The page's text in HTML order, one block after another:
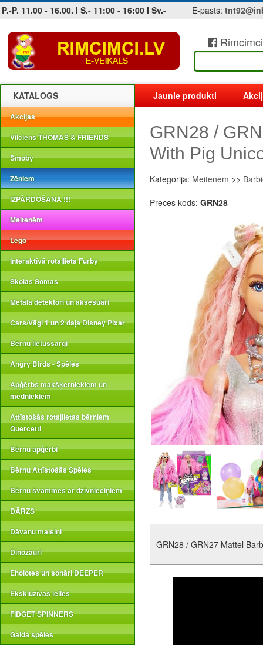
P.-P. 11.00 - 16.00. I S.- 11:00 - 16:00 I Sv.- E-pasts:
Jobs at sea and maritime vacancies
KATALOGS
Akcijas
Vilciens THOMAS & FRIENDS
Smoby
Zēniem
IZPĀRDOŠANA !!!
Meitenēm
Lego
Interaktīvā rotaļlieta Furby
Skolas Somas
Metāla detektori un aksesuāri
Cars/Vāģi 1 un 2 daļa Disney Pixar
Bērnu lietussargi
Angry Birds - Spēles
Apģērbs makšķerniekiem un
medniekiem
Attīstošās rotaļlietas bērniem
Quercetti
Bērnu apģērbi
Bērnu Attīstošās Spēles
Bērnu švammes ar dzīvnieciņiem
DĀRZS
Dāvanu maisiņi
Dinozauri
Eholotes un sonāri DEEPER
Ekskluzīvas lelles
FIDGET SPINNERS
Galda spēles
Jaunie produkti
GRN28 /
With Pig
Kategorija: Meitenēm >>
Preces kods: GRN28
GRN28 / GRN27 Mattel